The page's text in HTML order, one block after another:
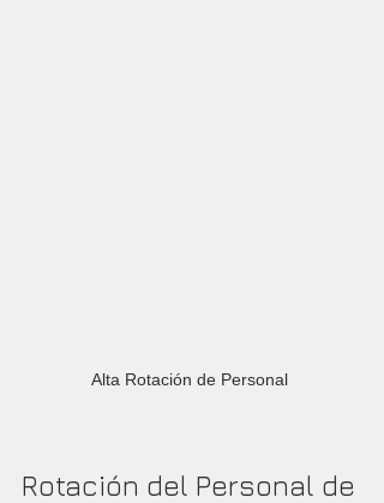
Alta Rotación de Personal
Rotación del Personal de